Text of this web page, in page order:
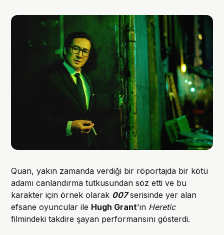
Quan, yakın zamanda verdiği bir röportajda bir kötü
adamı canlandırma tutkusundan söz etti ve bu
karakter için örnek olarak 007serisinde yer alan
efsane oyuncular ile Hugh Grant’ın Heretic
filmindeki takdire şayan performansını gösterdi.